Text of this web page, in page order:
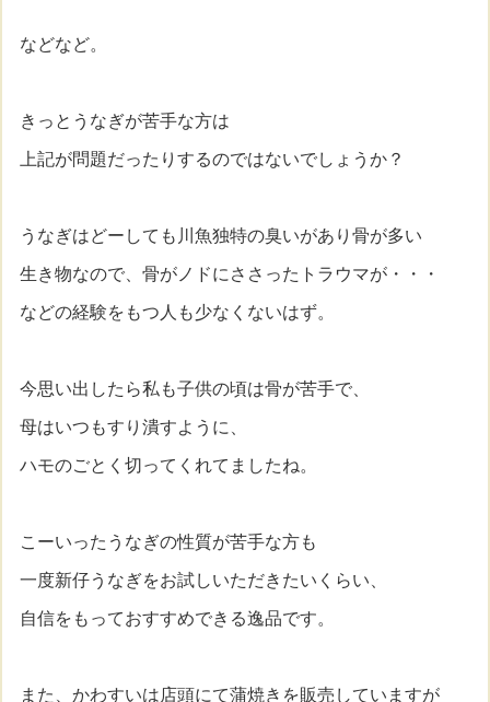
などなど。
きっとうなぎが苦手な方は
上記が問題だったりするのではないでしょうか？
うなぎはどーしても川魚独特の臭いがあり骨が多い
生き物なので、骨がノドにささったトラウマが・・・
などの経験をもつ人も少なくないはず。
今思い出したら私も子供の頃は骨が苦手で、
母はいつもすり潰すように、
ハモのごとく切ってくれてましたね。
こーいったうなぎの性質が苦手な方も
一度新仔うなぎをお試しいただきたいくらい、
自信をもっておすすめできる逸品です。
また、かわすいは店頭にて蒲焼きを販売していますが